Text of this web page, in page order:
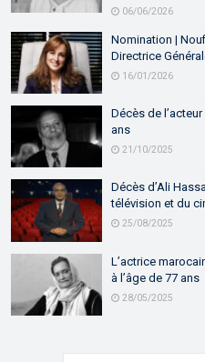
06/06/2026
Nomination |
Directrice
16/01/2026
Décès de
ans
21/10/2025
Décès d’Ali
télévision et du
25/08/2025
L’actrice
à l’âge de 77 ans
28/05/2025